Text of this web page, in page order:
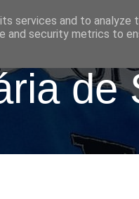
de
services and to analyze
and security metrics to